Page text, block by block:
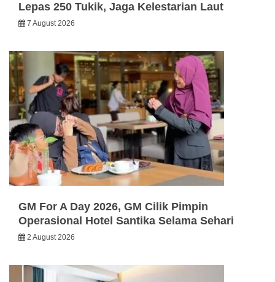
Lepas 250 Tukik, Jaga Kelestarian Laut
7 August 2026
GM For A Day 2026, GM Cilik Pimpin
Operasional Hotel Santika Selama Sehari
2 August 2026